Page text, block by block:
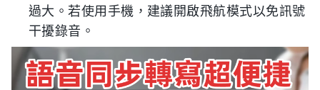
過大。若使用手機，建議開啟飛航模式以免訊號
干擾錄音。